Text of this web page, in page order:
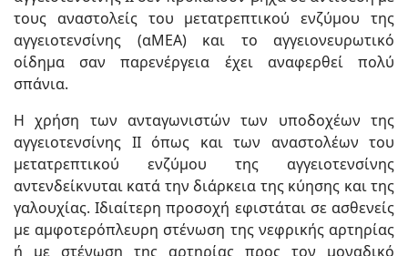
τους αναστολείς του μετατρεπτικού ενζύμου της
αγγειοτενσίνης (αΜΕΑ) και το αγγειονευρωτικό
οίδημα σαν παρενέργεια έχει αναφερθεί πολύ
σπάνια.
Η χρήση των ανταγωνιστών των υποδοχέων της
αγγειοτενσίνης ΙΙ όπως και των αναστολέων του
μετατρεπτικού ενζύμου της αγγειοτενσίνης
αντενδείκνυται κατά την διάρκεια της κύησης και της
γαλουχίας. Ιδιαίτερη προσοχή εφιστάται σε ασθενείς
με αμφοτερόπλευρη στένωση της νεφρικής αρτηρίας
ή με στένωση της αρτηρίας προς τον μοναδικό